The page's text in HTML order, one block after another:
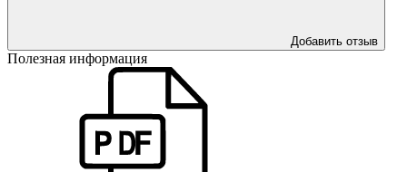
Добавить отзыв
Полезная информация